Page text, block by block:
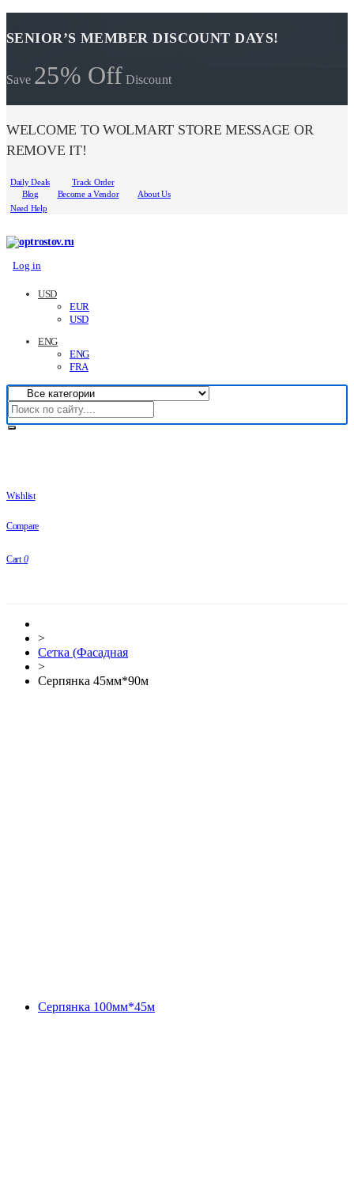
SENIOR’S MEMBER DISCOUNT DAYS!
Save 25% Off Discount
WELCOME TO WOLMART STORE MESSAGE OR
REMOVE IT!
Daily Deals
Track Order
Blog
Become a Vendor
About Us
Need Help
Log in
USD
EUR
USD
ENG
ENG
FRA
Wishlist
Compare
Cart 0
>
Сетка (Фасадная
>
Серпянка 45мм*90м
Серпянка 100мм*45м